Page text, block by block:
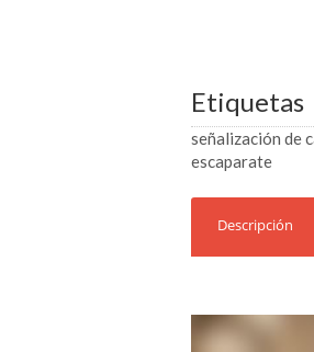
Etiquetas
señalización de
escaparate
Descripción